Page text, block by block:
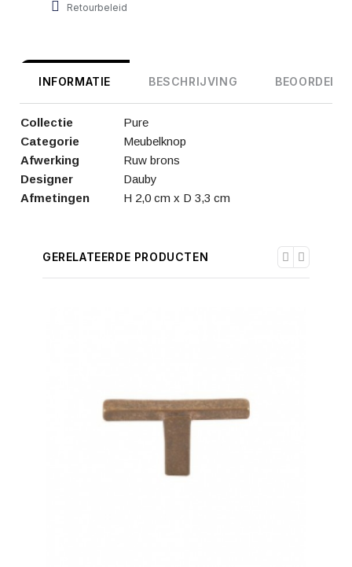
Retourbeleid
INFORMATIE BESCHRIJVING
Collectie
Pure
Categorie
Meubelknop
Afwerking
Ruw brons
Designer
Dauby
Afmetingen
H 2,0 cm x D 3,3 cm
GERELATEERDE PRODUCTEN